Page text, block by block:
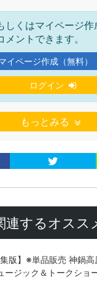
しくはマイページ
メントできます。
イページ作成（無料）
ログイン
もっとみる
連するオスス
版】※単品販売 神鍋高
ージック＆トークショー